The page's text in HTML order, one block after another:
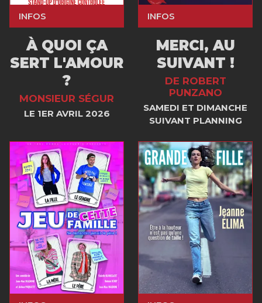
INFOS
À QUOI ÇA
SERT L'AMOUR
?
MONSIEUR SÉGUR
LE 1ER AVRIL 2026
INFOS
MERCI, AU
SUIVANT !
DE ROBERT
PUNZANO
SAMEDI ET DIMANCHE
SUIVANT PLANNING